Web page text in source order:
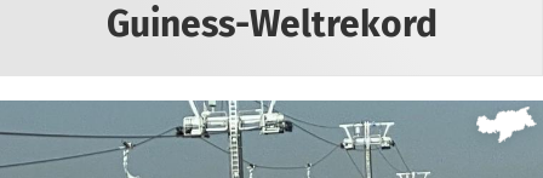
Guiness-Weltrekord